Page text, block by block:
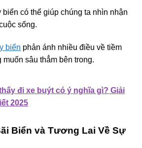
có thể giúp chúng ta nhìn nhận
sống.
biển phản ánh nhiều điều về tiềm
sâu thẳm bên trong.
đi xe buýt có ý nghĩa gì? Giải
2025
Biển và Tương Lai Về Sự